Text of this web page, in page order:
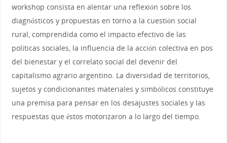
workshop consista en alentar una reflexión sobre los
diagnósticos y propuestas en torno a la cuestión social
rural, comprendida como el impacto efectivo de las
políticas sociales, la influencia de la acción colectiva en pos
del bienestar y el correlato social del devenir del
capitalismo agrario argentino. La diversidad de territorios,
sujetos y condicionantes materiales y simbólicos constituye
una premisa para pensar en los desajustes sociales y las
respuestas que éstos motorizaron a lo largo del tiempo.